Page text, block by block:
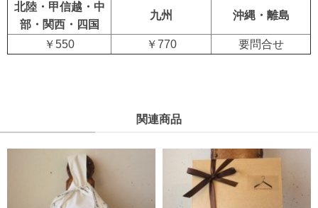
北陸・甲信越・中
部・関西・四国
九州 沖縄・離島
￥550 ￥770 要問合せ
関連商品